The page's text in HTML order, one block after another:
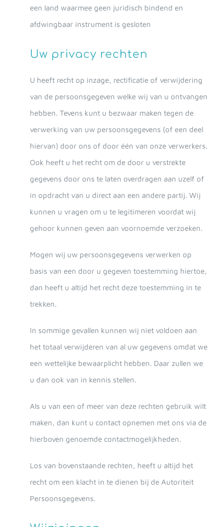
een land waarmee geen juridisch bindend en
afdwingbaar instrument is gesloten
Uw privacy rechten
U heeft recht op inzage, rectificatie of verwijdering
van de persoonsgegeven welke wij van u ontvangen
hebben. Tevens kunt u bezwaar maken tegen de
verwerking van uw persoonsgegevens (of een deel
hiervan) door ons of door één van onze verwerkers.
Ook heeft u het recht om de door u verstrekte
gegevens door ons te laten overdragen aan uzelf of
in opdracht van u direct aan een andere partij. Wij
kunnen u vragen om u te legitimeren voordat wij
gehoor kunnen geven aan voornoemde verzoeken.
Mogen wij uw persoonsgegevens verwerken op
basis van een door u gegeven toestemming hiertoe,
dan heeft u altijd het recht deze toestemming in te
trekken.
In sommige gevallen kunnen wij niet voldoen aan
het totaal verwijderen van al uw gegevens omdat we
een wettelijke bewaarplicht hebben. Daar zullen we
u dan ook van in kennis stellen.
Als u van een of meer van deze rechten gebruik wilt
maken, dan kunt u contact opnemen met ons via de
hierboven genoemde contactmogelijkheden.
Los van bovenstaande rechten, heeft u altijd het
recht om een klacht in te dienen bij de Autoriteit
Persoonsgegevens.